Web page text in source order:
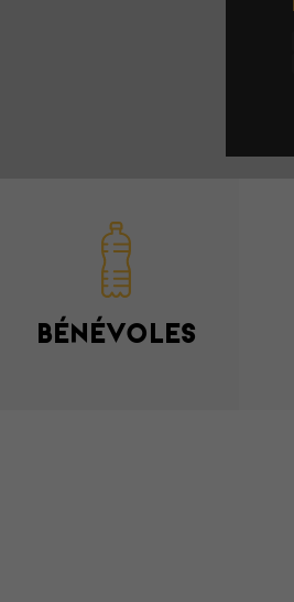
BÉNÉVOLES